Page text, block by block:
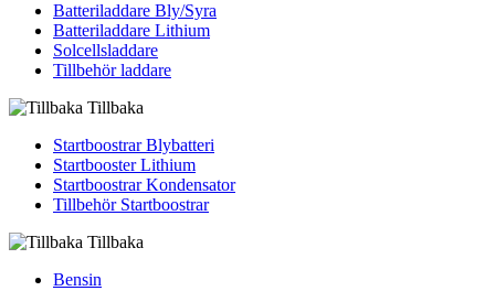
Batteriladdare Bly/Syra
Batteriladdare Lithium
Solcellsladdare
Tillbehör laddare
Tillbaka
Startboostrar Blybatteri
Startbooster Lithium
Startboostrar Kondensator
Tillbehör Startboostrar
Tillbaka
Bensin